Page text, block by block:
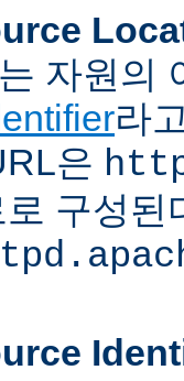
자원의
라
은
구성